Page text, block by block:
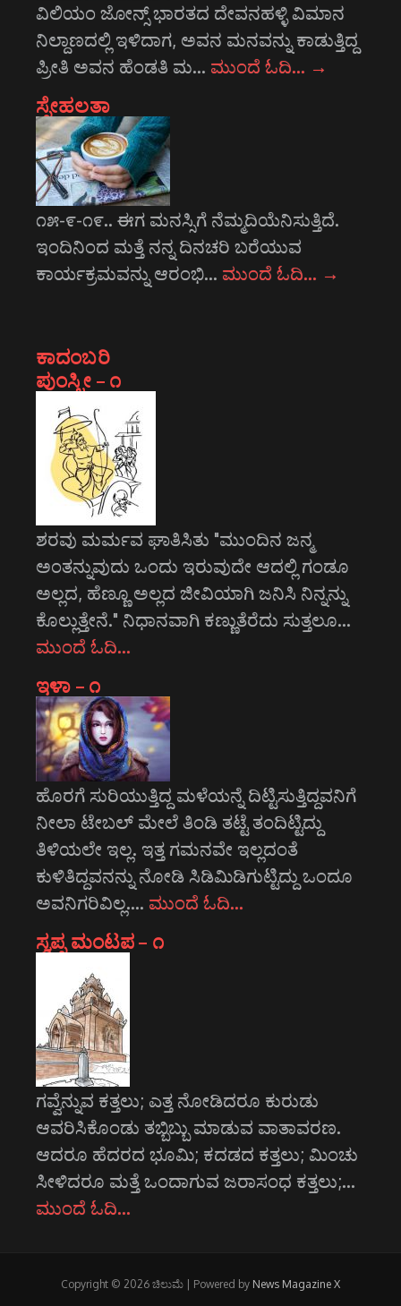
ವಿಲಿಯಂ ಜೋನ್ಸ್ ಭಾರತದ ದೇವನಹಳ್ಳಿ ವಿಮಾನ
ನಿಲ್ದಾಣದಲ್ಲಿ ಇಳಿದಾಗ, ಅವನ ಮನವನ್ನು ಕಾಡುತ್ತಿದ್ದ
ಪ್ರೀತಿ ಅವನ ಹೆಂಡತಿ ಮ… ಮುಂದೆ ಓದಿ… →
ಸ್ನೇಹಲತಾ
೧೫-೯-೧೯.. ಈಗ ಮನಸ್ಸಿಗೆ ನೆಮ್ಮದಿಯೆನಿಸುತ್ತಿದೆ.
ಇಂದಿನಿಂದ ಮತ್ತೆ ನನ್ನ ದಿನಚರಿ ಬರೆಯುವ
ಕಾರ್ಯಕ್ರಮವನ್ನು ಆರಂಭಿ… ಮುಂದೆ ಓದಿ… →
ಕಾದಂಬರಿ
ಪುಂಸ್ತ್ರೀ – ೧
ಶರವು ಮರ್ಮವ ಘಾತಿಸಿತು "ಮುಂದಿನ ಜನ್ಮ
ಅಂತನ್ನುವುದು ಒಂದು ಇರುವುದೇ ಆದಲ್ಲಿ ಗಂಡೂ
ಅಲ್ಲದ, ಹೆಣ್ಣೂ ಅಲ್ಲದ ಜೀವಿಯಾಗಿ ಜನಿಸಿ ನಿನ್ನನ್ನು
ಕೊಲ್ಲುತ್ತೇನೆ." ನಿಧಾನವಾಗಿ ಕಣ್ಣುತೆರೆದು ಸುತ್ತಲೂ…
ಮುಂದೆ ಓದಿ…
ಇಳಾ – ೧
ಹೊರಗೆ ಸುರಿಯುತ್ತಿದ್ದ ಮಳೆಯನ್ನೆ ದಿಟ್ಟಿಸುತ್ತಿದ್ದವನಿಗೆ
ನೀಲಾ ಟೇಬಲ್ ಮೇಲೆ ತಿಂಡಿ ತಟ್ಟೆ ತಂದಿಟ್ಟಿದ್ದು
ತಿಳಿಯಲೇ ಇಲ್ಲ. ಇತ್ತ ಗಮನವೇ ಇಲ್ಲದಂತೆ
ಕುಳಿತಿದ್ದವನನ್ನು ನೋಡಿ ಸಿಡಿಮಿಡಿಗುಟ್ಟಿದ್ದು ಒಂದೂ
ಅವನಿಗರಿವಿಲ್ಲ.… ಮುಂದೆ ಓದಿ…
ಸ್ವಪ್ನ ಮಂಟಪ – ೧
ಗವ್ವೆನ್ನುವ ಕತ್ತಲು; ಎತ್ತ ನೋಡಿದರೂ ಕುರುಡು
ಆವರಿಸಿಕೊಂಡು ತಬ್ಬಿಬ್ಬು ಮಾಡುವ ವಾತಾವರಣ.
ಆದರೂ ಹೆದರದ ಭೂಮಿ; ಕದಡದ ಕತ್ತಲು; ಮಿಂಚು
ಸೀಳಿದರೂ ಮತ್ತೆ ಒಂದಾಗುವ ಜರಾಸಂಧ ಕತ್ತಲು;…
ಮುಂದೆ ಓದಿ…
Copyright © 2026 ಚಿಲುಮೆ | Powered by News Magazine X